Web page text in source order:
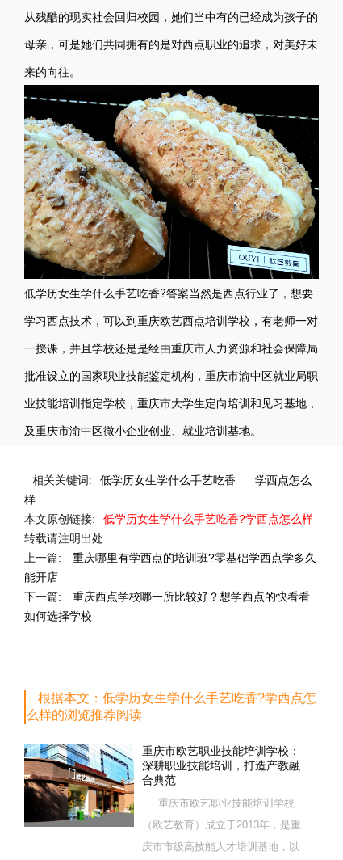
从残酷的现实社会回归校园，她们当中有的已经成为孩子的
母亲，可是她们共同拥有的是对西点职业的追求，对美好未
来的向往。
低学历女生学什么手艺吃香?答案当然是西点行业了，想要
学习西点技术，可以到重庆欧艺西点培训学校，有老师一对
一授课，并且学校还是是经由重庆市人力资源和社会保障局
批准设立的国家职业技能鉴定机构，重庆市渝中区就业局职
业技能培训指定学校，重庆市大学生定向培训和见习基地，
及重庆市渝中区微小企业创业、就业培训基地。
相关关键词: 低学历女生学什么手艺吃香
学西点怎么
样
本文原创链接:
低学历女生学什么手艺吃香?学西点怎么样
转载请注明出处
上一篇:
重庆哪里有学西点的培训班?零基础学西点学多久
能开店
下一篇:
重庆西点学校哪一所比较好？想学西点的快看看
如何选择学校
根据本文：低学历女生学什么手艺吃香?学西点怎
么样的浏览推荐阅读
重庆市欧艺职业技能培训学校：
深耕职业技能培训，打造产教融
合典范
重庆市欧艺职业技能培训学校
（欧艺教育）成立于2013年，是重
庆市市级高技能人才培训基地，以